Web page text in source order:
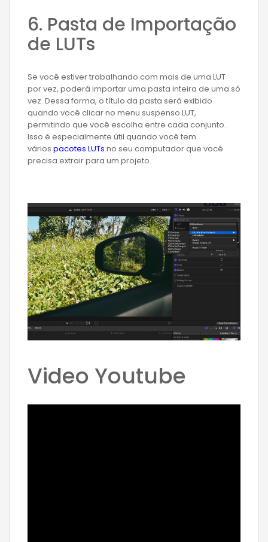
6. Pasta de Importação
de LUTs
Se você estiver trabalhando com mais de uma LUT
por vez, poderá importar uma pasta inteira de uma só
vez. Dessa forma, o título da pasta será exibido
quando você clicar no menu suspenso LUT,
permitindo que você escolha entre cada conjunto.
Isso é especialmente útil quando você tem
vários pacotes LUTs no seu computador que você
precisa extrair para um projeto.
Video Youtube